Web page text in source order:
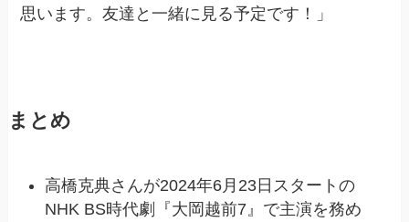
思います。友達と一緒に見る予定です！」
まとめ
高橋克典さんが2024年6月23日スタートの
NHK BS時代劇『大岡越前7』で主演を務め